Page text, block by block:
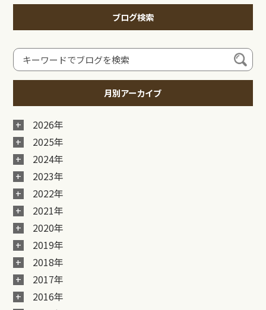
ブログ検索
月別アーカイブ
2026年
2025年
2024年
2023年
2022年
2021年
2020年
2019年
2018年
2017年
2016年